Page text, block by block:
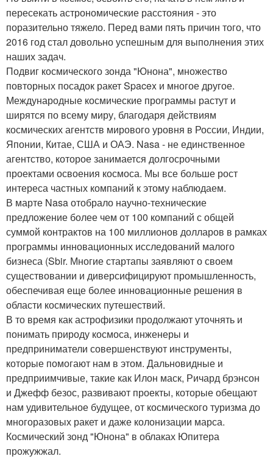
пересекать астрономические расстояния - это
поразительно тяжело. Перед вами пять причин того, что
2016 год стал довольно успешным для выполнения этих
наших задач.
Подвиг космического зонда "Юнона", множество
повторных посадок ракет Spacex и многое другое.
Международные космические программы растут и
ширятся по всему миру, благодаря действиям
космических агентств мирового уровня в России, Индии,
Японии, Китае, США и ОАЭ. Nasa - не единственное
агентство, которое занимается долгосрочными
проектами освоения космоса. Мы все больше рост
интереса частных компаний к этому наблюдаем.
В марте Nasa отобрало научно-технические
предложение более чем от 100 компаний с общей
суммой контрактов на 100 миллионов долларов в рамках
программы инновационных исследований малого
бизнеса (Sbir. Многие стартапы заявляют о своем
существовании и диверсифицируют промышленность,
обеспечивая еще более инновационные решения в
области космических путешествий.
В то время как астрофизики продолжают уточнять и
понимать природу космоса, инженеры и
предприниматели совершенствуют инструменты,
которые помогают нам в этом. Дальновидные и
предприимчивые, такие как Илон маск, Ричард брэнсон
и Джефф безос, развивают проекты, которые обещают
нам удивительное будущее, от космического туризма до
многоразовых ракет и даже колонизации марса.
Космический зонд "Юнона" в облаках Юпитера
прожужжал.